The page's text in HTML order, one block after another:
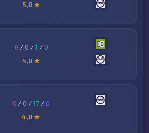
5,0 ★
0 / 0 /1 /0
5,0 ★
0 / 0 /17 /0
4,8 ★